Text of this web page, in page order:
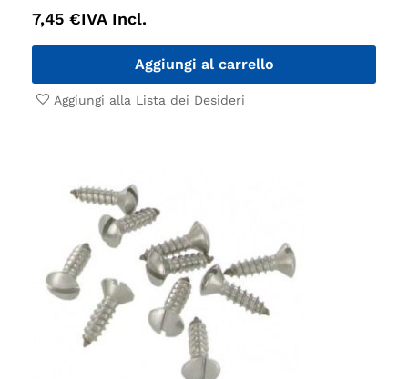
7,45 €IVA Incl.
Aggiungi al carrello
Aggiungi alla Lista dei Desideri